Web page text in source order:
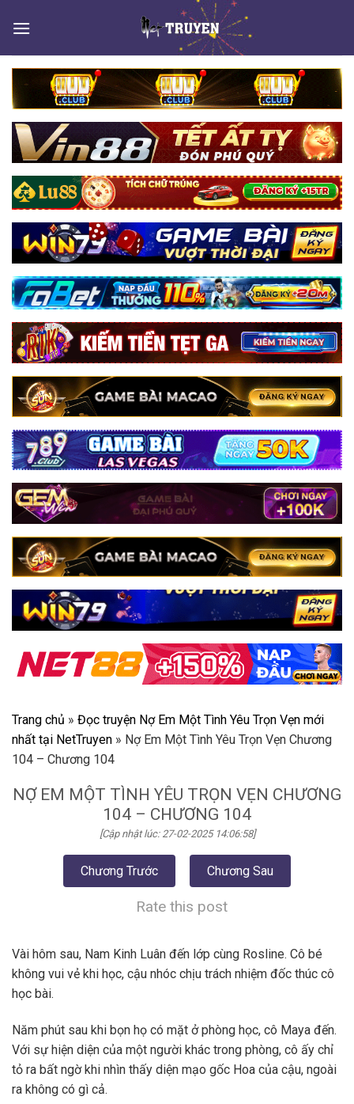
Trang chủ » Đọc truyện Nợ Em Một Tình Yêu Trọn Vẹn mới
nhất tại NetTruyen » Nợ Em Một Tình Yêu Trọn Vẹn Chương
104 – Chương 104
NỢ EM MỘT TÌNH YÊU TRỌN VẸN CHƯƠNG
104 – CHƯƠNG 104
[Cập nhật lúc: 27-02-2025 14:06:58]
Chương Trước Chương Sau
Rate this post
Vài hôm sau, Nam Kinh Luân đến lớp cùng Rosline. Cô bé
không vui vẻ khi học, cậu nhóc chịu trách nhiệm đốc thúc cô
học bài.
Năm phút sau khi bọn họ có mặt ở phòng học, cô Maya đến.
Với sự hiện diện của một người khác trong phòng, cô ấy chỉ
tỏ ra bất ngờ khi nhìn thấy diện mạo gốc Hoa của cậu, ngoài
ra không có gì cả.